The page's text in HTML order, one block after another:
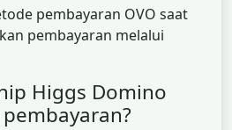
pembayaran OVO saat
pembayaran melalui
Higgs Domino